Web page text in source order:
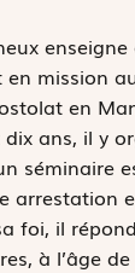
en mission
en
ans, il y
séminaire
arrestation
foi, il
à l’âge